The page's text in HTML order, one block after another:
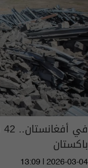
باكستان
13:09 | 2026-03-04